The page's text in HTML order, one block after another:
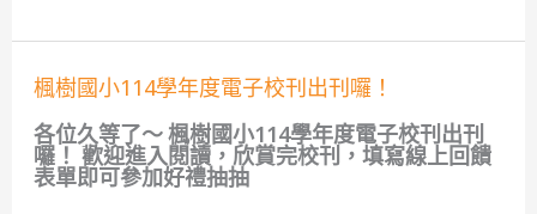
楓樹國小114學年度電子校刊出刊囉！
各位久等了～ 楓樹國小114學年度電子校刊出刊
囉！ 歡迎進入閱讀，欣賞完校刊，填寫線上回饋
表單即可參加好禮抽抽
楓
樹
國
小
114
學